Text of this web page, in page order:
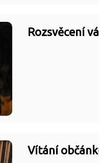
Rozsvěcení
Vítání